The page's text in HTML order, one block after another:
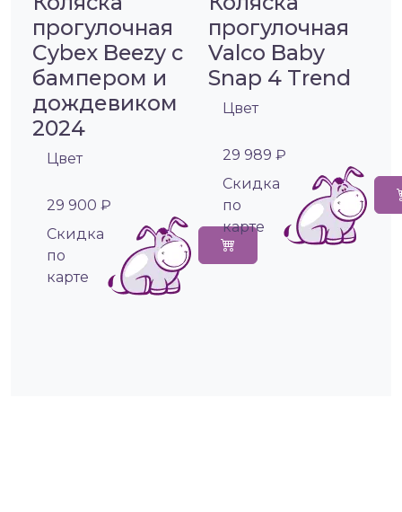
прогулочная
Cybex Beezy с
бампером и
дождевиком
2024
Цвет
29 900 ₽
Cкидка
по
карте
прогулочная
Valco Baby
Snap 4 Trend
Цвет
29 989 ₽
Cкидка
по
карте